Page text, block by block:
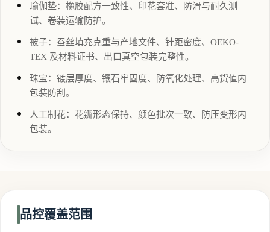
瑜伽垫：橡胶配方一致性、印花套准、防滑与耐久测
试、卷装运输防护。
被子：蚕丝填充克重与产地文件、针距密度、OEKO-
TEX 及材料证书、出口真空包装完整性。
珠宝：镀层厚度、镶石牢固度、防氧化处理、高货值内
包装防刮。
人工制花：花瓣形态保持、颜色批次一致、防压变形内
包装。
品控覆盖范围